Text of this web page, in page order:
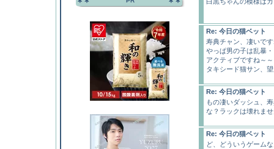
Re: 今日の猫ベット
寿典チャン、凄いで
やっぱ男の子は乱暴
アクティブですね～
タキシード猫サン、
Re: 今日の猫ベット
もの凄いダッシュ、
な？ラックは壊れま
Re: 今日の猫ベット
ど、どういうゲーム